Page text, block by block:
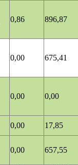
0,86 896,87
0,00 675,41
0,00 0,00
0,00
17,85
0,00 657,55